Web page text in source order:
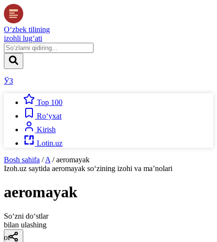
O‘zbek tilining
izohli lug‘ati
ЎЗ
Top 100
Ro‘yxat
Kirish
Lotin.uz
Bosh sahifa / A / aeromayak
Izoh.uz saytida aeromayak so‘zining izohi va ma’nolari
aeromayak
So‘zni do‘stlar
bilan ulashing
ot